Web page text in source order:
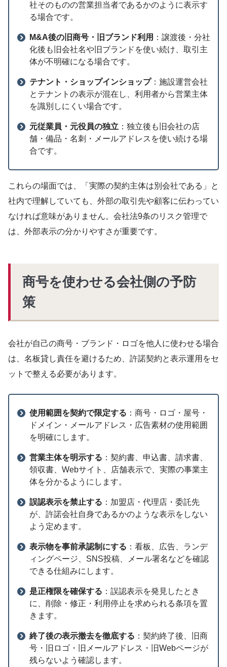
社そのものの営業担当者であるかのように表示す
る場合です。
M&A後の旧商号・旧ブランド利用 ：譲渡後・分社
化後も旧会社名や旧ブランドを使い続け、取引主
体が不明確になる場合です。
テナント・ショップインショップ：施設運営会社
とテナントの表示が混在し、利用者から営業主体
を識別しにくい場合です。
元従業員・元役員の独立 ：独立後も旧会社の店
舗・備品・名刺・メールアドレスを使い続ける場
合です。
これらの場面では、「実際の契約主体は別会社である」と
社内で理解していても、外部の取引先や顧客に伝わってい
なければ意味がありません。会社法9条のリスク管理で
は、外部表示の分かりやすさが重要です。
商号を使わせる会社側の予防
策
会社が自己の商号・ブランド・ロゴを他人に使わせる場合
は、名板貸し責任を避けるため、許諾契約と表示運用をセ
ットで整える必要があります。
使用範囲を契約で限定する ：商号・ロゴ・屋号・
ドメイン・メールアドレス・広告素材の使用範囲
を明確にします。
営業主体を明示する ：契約書、申込書、請求書、
領収書、Webサイト、店舗表示で、実際の事業主
体を分かるようにします。
誤認表示を禁止する ：加盟店・代理店・委託先
が、許諾会社自身であるかのような表示をしない
よう定めます。
表示物を事前承認制にする ：看板、広告、ランデ
ィングページ、SNS投稿、メール署名などを確認
できる仕組みにします。
是正権限を確保する ：誤認表示を発見したとき
に、削除・修正・利用停止を求められる条項を置
きます。
終了後の表示撤去を徹底する ：契約終了後、旧商
号・旧ロゴ・旧メールアドレス・旧Webページが
残らないよう確認します。